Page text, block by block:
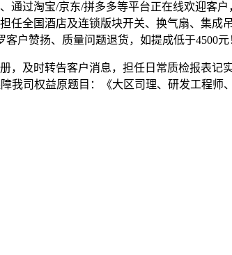
过淘宝/京东/拼多多等平台正在线欢迎客
任全国酒店及连锁版块开关、换气扇、集
户赞扬、质量问题退货，如提成低于4500元
及时转告客户消息，担任日常质检报表记
我司权益原题目：《大区司理、研发工程